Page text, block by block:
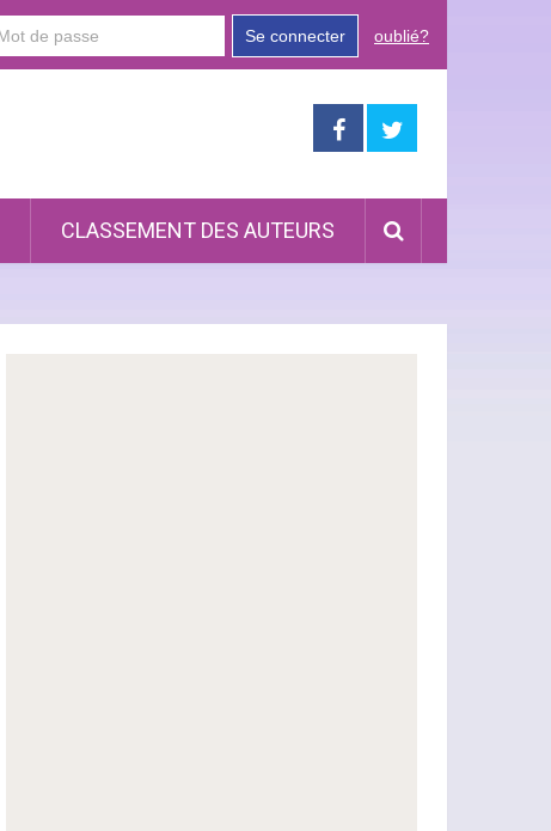
Se connecter oublié?
CLASSEMENT DES AUTEURS